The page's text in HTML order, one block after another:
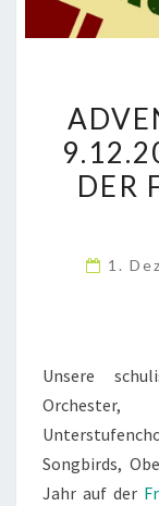
DER
1.
Unsere
Orchester,
Songbirds,
Jahr auf der